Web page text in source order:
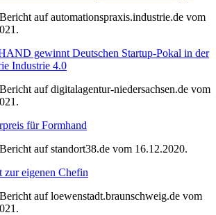
auf automationspraxis.industrie.de vom
gewinnt Deutschen Startup-Pokal in der
Industrie 4.0
auf digitalagentur-niedersachsen.de vom
für Formhand
auf standort38.de vom 16.12.2020.
eigenen Chefin
auf loewenstadt.braunschweig.de vom